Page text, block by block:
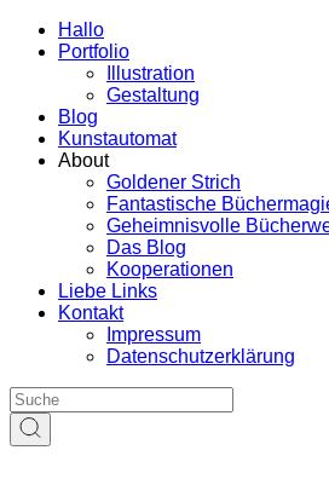
Hallo
Portfolio
Illustration
Gestaltung
Blog
Kunstautomat
About
Goldener Strich
Fantastische
Geheimnisvolle
Das Blog
Kooperationen
Liebe Links
Kontakt
Impressum
Datenschutzerklärung